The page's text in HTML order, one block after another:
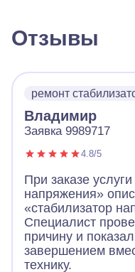
Отзывы
ремонт
Владимир
Заявка 9989717
4.8/5
При заказе
напряжения»
«стабилизатор
Специалист
причину и
завершением
технику.